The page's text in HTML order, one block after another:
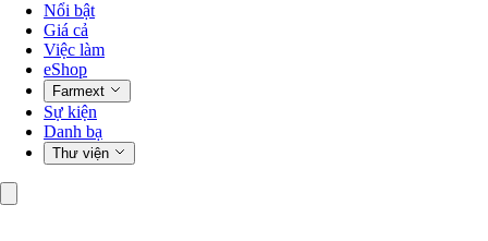
Nổi bật
Giá cả
Việc làm
eShop
Farmext
Sự kiện
Danh bạ
Thư viện